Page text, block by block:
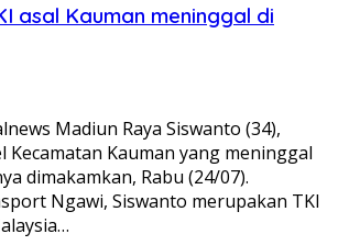
asal Kauman meninggal di
Madiun Raya Siswanto (34),
Kecamatan Kauman yang meninggal
dimakamkan, Rabu (24/07).
Ngawi, Siswanto merupakan TKI